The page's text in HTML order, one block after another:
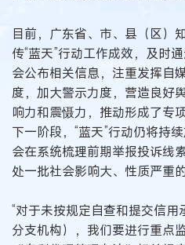
目前，广东省、市、县（区）
传“蓝天”行动工作成效，及时
会公布相关信息，注重发挥自
度，加大警示力度，营造良好
响力和震慑力，推动形成了专
下一阶段，“蓝天”行动仍将持
会在系统梳理前期举报投诉线
处一批社会影响大、性质严重
“对于未按规定自查和提交信
分支机构），我们要进行重点